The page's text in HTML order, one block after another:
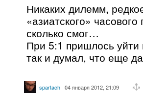
Никаких дилемм,
«азиатского»
сколько смог…
При 5:1 пришлось уйти
так и думал, что еще
spartach 04 января 2012, 21:09